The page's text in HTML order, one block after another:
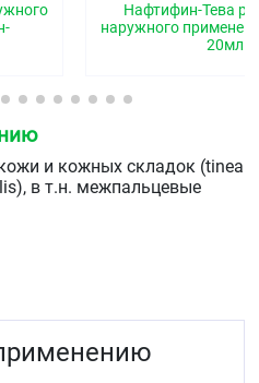
Нафтифин-Тева
наружного
20мл
и кожных складок (tinea
в т.н. межпальцевые
(онихомикозы)
при лечении микозов,
гиперкератозом, а также